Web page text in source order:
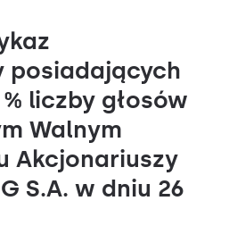
posiadających
liczby głosów
Walnym
Akcjonariuszy
S.A. w dniu 26